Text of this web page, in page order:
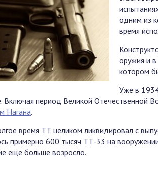
одним из
время
оружия и
котором
Уже в
Включая период Великой Отечественной
Нагана.
время ТТ целиком ликвидировал с
примерно 600 тысяч ТТ-33 на
еще больше возросло.